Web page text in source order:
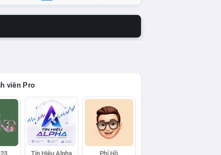
viên Pro
Tín Hiệu Alpha Phí Hồ